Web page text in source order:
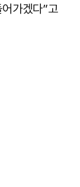
가겠다”고